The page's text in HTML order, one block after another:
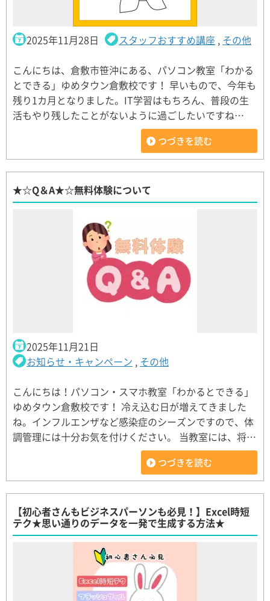
2025年11月28日 スタッフおすすめ講座 , その他
こんにちは、倉敷市笹沖にある、パソコン教室「わかる
とできる」ゆめタウン倉敷校です！ 早いもので、今年も
残り1カ月となりました。IT学習はもちろん、普段の生
活もやり残したことがないように過ごしたいですね…
つづきを読む
★☆Q＆A★☆無料体験について
2025年11月21日
お知らせ・キャンペーン , その他
こんにちは！パソコン・スマホ教室「わかるとできる」
ゆめタウン倉敷校です！ 冷え込む日が増えてきました
ね。インフルエンザなど感染症のシーズンですので、体
調管理には十分お気を付けください。 当教室には、将…
つづきを読む
【初心者さんもビジネスパーソンも必見！】Excel時短
テク★思い通りのデータを一発で生成する方法★